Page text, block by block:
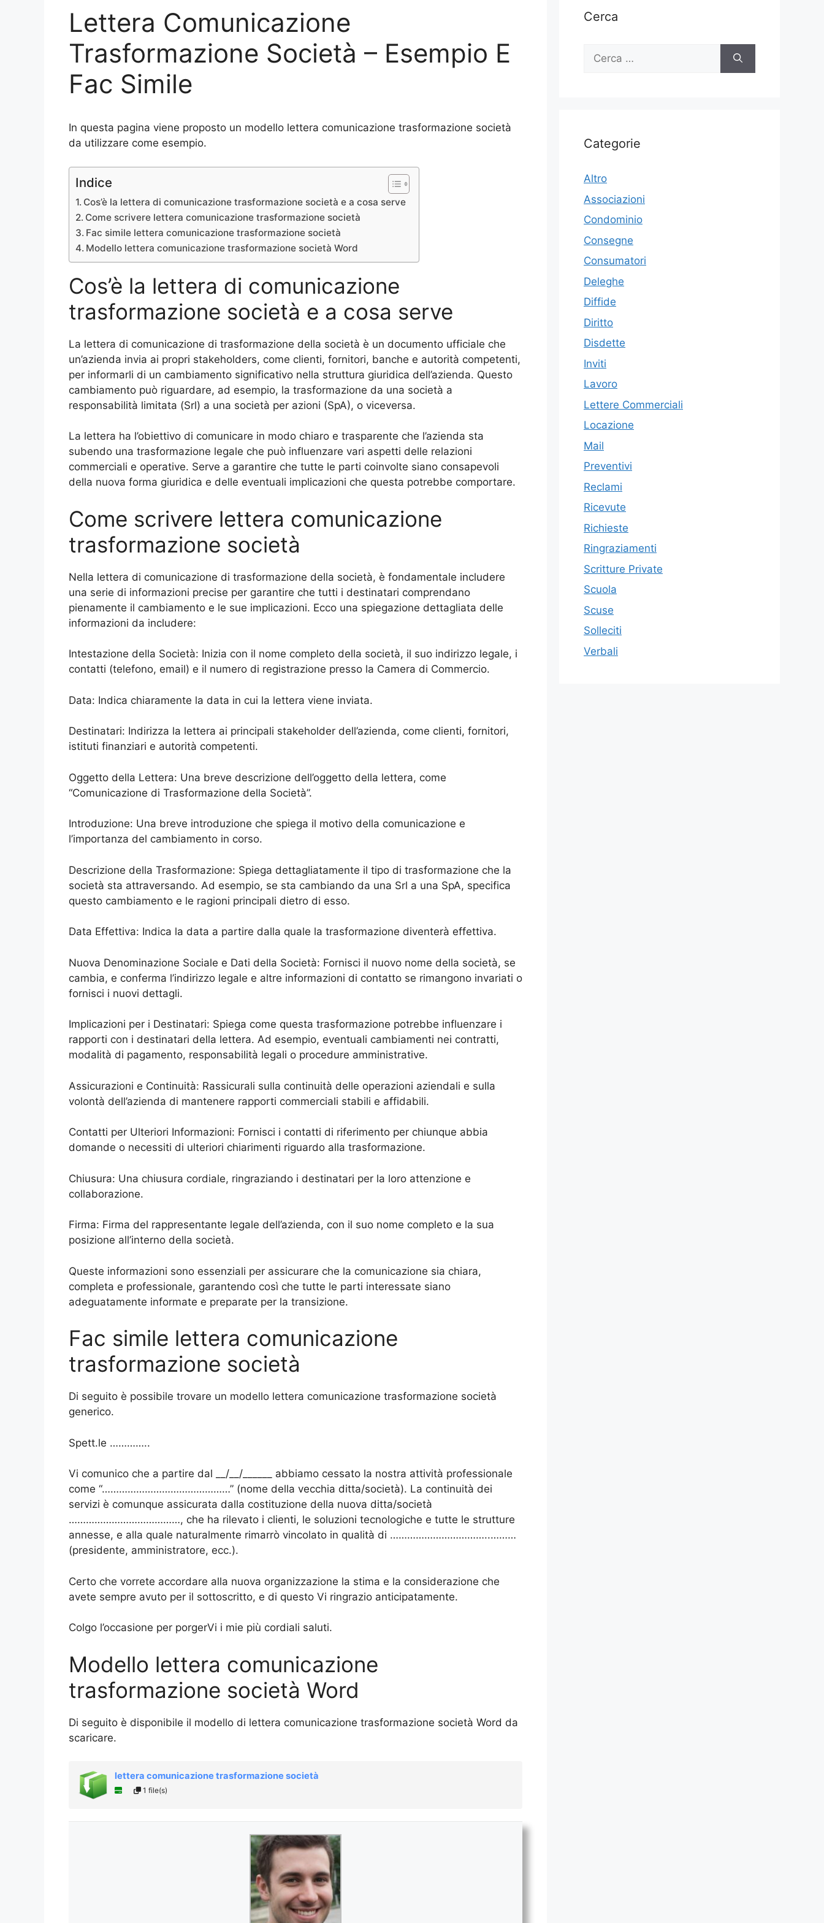
Lettera Comunicazione
Trasformazione Società – Esempio E
Fac Simile
In questa pagina viene proposto un modello lettera comunicazione trasformazione società
da utilizzare come esempio.
Indice
Cos’è la lettera di comunicazione trasformazione società e a cosa serve
Come scrivere lettera comunicazione trasformazione società
Fac simile lettera comunicazione trasformazione società
Modello lettera comunicazione trasformazione società Word
Cos’è la lettera di comunicazione
trasformazione società e a cosa serve
La lettera di comunicazione di trasformazione della società è un documento ufficiale che
un’azienda invia ai propri stakeholders, come clienti, fornitori, banche e autorità competenti,
per informarli di un cambiamento significativo nella struttura giuridica dell’azienda. Questo
cambiamento può riguardare, ad esempio, la trasformazione da una società a
responsabilità limitata (Srl) a una società per azioni (SpA), o viceversa.
La lettera ha l’obiettivo di comunicare in modo chiaro e trasparente che l’azienda sta
subendo una trasformazione legale che può influenzare vari aspetti delle relazioni
commerciali e operative. Serve a garantire che tutte le parti coinvolte siano consapevoli
della nuova forma giuridica e delle eventuali implicazioni che questa potrebbe comportare.
Come scrivere lettera comunicazione
trasformazione società
Nella lettera di comunicazione di trasformazione della società, è fondamentale includere
una serie di informazioni precise per garantire che tutti i destinatari comprendano
pienamente il cambiamento e le sue implicazioni. Ecco una spiegazione dettagliata delle
informazioni da includere:
Intestazione della Società: Inizia con il nome completo della società, il suo indirizzo legale, i
contatti (telefono, email) e il numero di registrazione presso la Camera di Commercio.
Data: Indica chiaramente la data in cui la lettera viene inviata.
Destinatari: Indirizza la lettera ai principali stakeholder dell’azienda, come clienti, fornitori,
istituti finanziari e autorità competenti.
Oggetto della Lettera: Una breve descrizione dell’oggetto della lettera, come
“Comunicazione di Trasformazione della Società”.
Introduzione: Una breve introduzione che spiega il motivo della comunicazione e
l’importanza del cambiamento in corso.
Descrizione della Trasformazione: Spiega dettagliatamente il tipo di trasformazione che la
società sta attraversando. Ad esempio, se sta cambiando da una Srl a una SpA, specifica
questo cambiamento e le ragioni principali dietro di esso.
Data Effettiva: Indica la data a partire dalla quale la trasformazione diventerà effettiva.
Nuova Denominazione Sociale e Dati della Società: Fornisci il nuovo nome della società, se
cambia, e conferma l’indirizzo legale e altre informazioni di contatto se rimangono invariati o
fornisci i nuovi dettagli.
Implicazioni per i Destinatari: Spiega come questa trasformazione potrebbe influenzare i
rapporti con i destinatari della lettera. Ad esempio, eventuali cambiamenti nei contratti,
modalità di pagamento, responsabilità legali o procedure amministrative.
Assicurazioni e Continuità: Rassicurali sulla continuità delle operazioni aziendali e sulla
volontà dell’azienda di mantenere rapporti commerciali stabili e affidabili.
Contatti per Ulteriori Informazioni: Fornisci i contatti di riferimento per chiunque abbia
domande o necessiti di ulteriori chiarimenti riguardo alla trasformazione.
Chiusura: Una chiusura cordiale, ringraziando i destinatari per la loro attenzione e
collaborazione.
Firma: Firma del rappresentante legale dell’azienda, con il suo nome completo e la sua
posizione all’interno della società.
Queste informazioni sono essenziali per assicurare che la comunicazione sia chiara,
completa e professionale, garantendo così che tutte le parti interessate siano
adeguatamente informate e preparate per la transizione.
Fac simile lettera comunicazione
trasformazione società
Di seguito è possibile trovare un modello lettera comunicazione trasformazione società
generico.
Spett.le …………..
Vi comunico che a partire dal __/__/______ abbiamo cessato la nostra attività professionale
come “………………………………………” (nome della vecchia ditta/società). La continuità dei
servizi è comunque assicurata dalla costituzione della nuova ditta/società
…………………………………, che ha rilevato i clienti, le soluzioni tecnologiche e tutte le strutture
annesse, e alla quale naturalmente rimarrò vincolato in qualità di ……………………………..………
(presidente, amministratore, ecc.).
Certo che vorrete accordare alla nuova organizzazione la stima e la considerazione che
avete sempre avuto per il sottoscritto, e di questo Vi ringrazio anticipatamente.
Colgo l’occasione per porgerVi i mie più cordiali saluti.
Modello lettera comunicazione
trasformazione società Word
Di seguito è disponibile il modello di lettera comunicazione trasformazione società Word da
scaricare.
lettera comunicazione trasformazione società
1 file(s)
Cerca
Ricerca
Categorie
Altro
Associazioni
Condominio
Consegne
Consumatori
Deleghe
Diffide
Diritto
Disdette
Inviti
Lavoro
Lettere Commerciali
Locazione
Mail
Preventivi
Reclami
Ricevute
Richieste
Ringraziamenti
Scritture Private
Scuola
Scuse
Solleciti
Verbali